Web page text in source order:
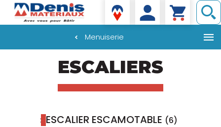
Denis matériaux
Menuiserie
ESCALIERS
ESCALIER ESCAMOTABLE (6)